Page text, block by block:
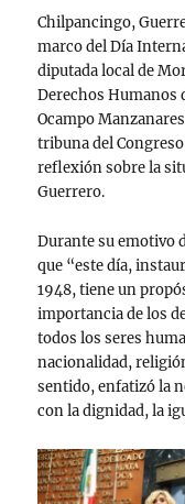
Chilpancingo,
marco del Día
diputada local de
Derechos Humanos
Ocampo
tribuna del
reflexión sobre la
Guerrero.
Durante su emotivo
que “este día,
1948, tiene un
importancia de los
todos los seres
nacionalidad,
sentido, enfatizó la
con la dignidad, la